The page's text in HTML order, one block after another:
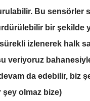
Bu sensörler
bir şekilde
izlenerek halk
veriyoruz
da edebilir, biz
olmaz bize)